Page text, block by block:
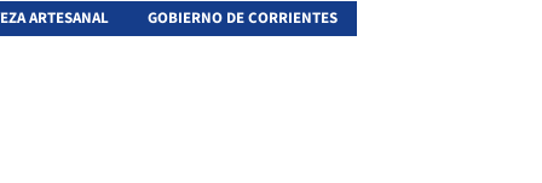
ARTESANAL GOBIERNO DE CORRIENTES